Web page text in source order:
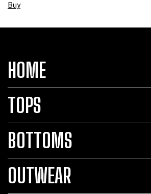
Buy
HOME
TOPS
BOTTOMS
OUTWEAR